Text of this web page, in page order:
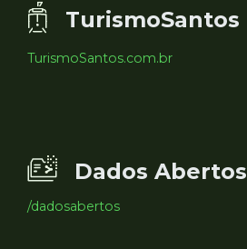
TurismoSantos
TurismoSantos.com.br
Dados Abertos
/dadosabertos